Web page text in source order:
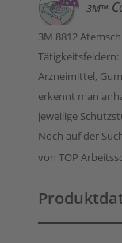
3M™
3M 8812
Tätigkeitsfeldern:
Arzneimittel,
erkennt man
jeweilige
Noch auf der
von TOP